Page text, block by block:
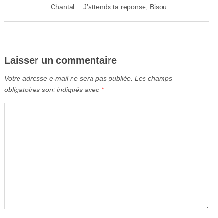
Chantal….J’attends ta reponse, Bisou
Laisser un commentaire
Votre adresse e-mail ne sera pas publiée. Les champs
obligatoires sont indiqués avec *